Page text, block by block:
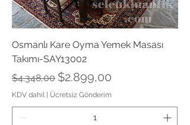
Osmanlı Kare Oyma Yemek Masası
Takımı-SAY13002
Normal Fiyat
$4.348,00 İndirimli Fiyat
$2.899,00
KDV dahil | Ücretsiz Gönderim